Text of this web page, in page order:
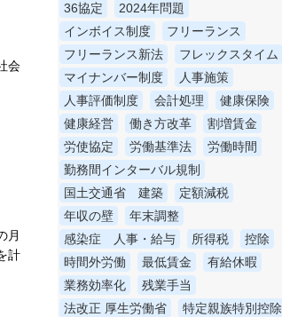
会
月
計
36協定
2024年問題
インボイス制度
フリーランス
フリーランス新法
フレックスタイム
マイナンバー制度
人事施策
人事評価制度
会計処理
健康保険
健康経営
働き方改革
割増賃金
労使協定
労働基準法
労働時間
勤務間インターバル規制
国土交通省 建築
定額減税
年収の壁
年末調整
感染症 人事・給与
所得税
控除
時間外労働
最低賃金
有給休暇
業務効率化
残業手当
法改正 厚生労働省
特定親族特別控除